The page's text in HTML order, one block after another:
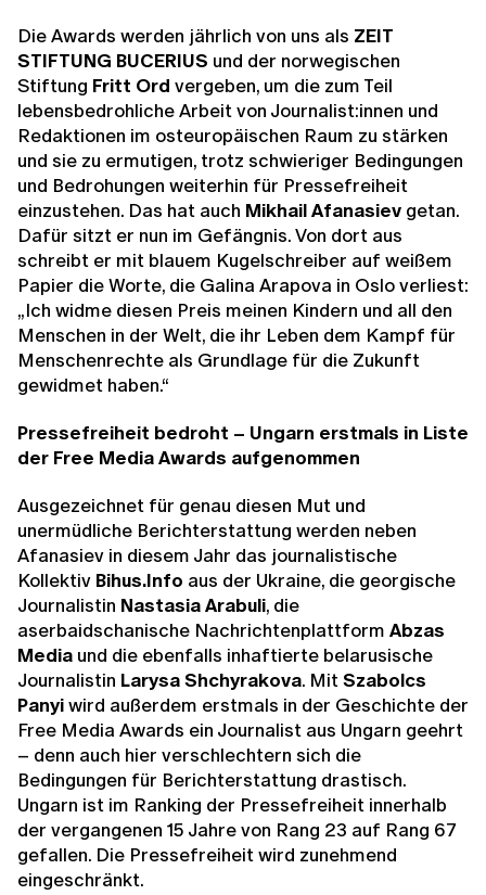
Die Awards werden jährlich von uns als ZEIT
STIFTUNG BUCERIUS und der norwegischen
Stiftung Fritt Ord vergeben, um die zum Teil
lebensbedrohliche Arbeit von Journalist:innen und
Redaktionen im osteuropäischen Raum zu stärken
und sie zu ermutigen, trotz schwieriger Bedingungen
und Bedrohungen weiterhin für Pressefreiheit
einzustehen. Das hat auch Mikhail Afanasiev getan.
Dafür sitzt er nun im Gefängnis. Von dort aus
schreibt er mit blauem Kugelschreiber auf weißem
Papier die Worte, die Galina Arapova in Oslo verliest:
„Ich widme diesen Preis meinen Kindern und all den
Menschen in der Welt, die ihr Leben dem Kampf für
Menschenrechte als Grundlage für die Zukunft
gewidmet haben.“
Pressefreiheit bedroht – Ungarn erstmals in Liste
der Free Media Awards aufgenommen
Ausgezeichnet für genau diesen Mut und
unermüdliche Berichterstattung werden neben
Afanasiev in diesem Jahr das journalistische
Kollektiv Bihus.Info aus der Ukraine, die georgische
Journalistin Nastasia Arabuli, die
aserbaidschanische Nachrichtenplattform Abzas
Media und die ebenfalls inhaftierte belarusische
Journalistin Larysa Shchyrakova. MitSzabolcs
Panyiwird außerdem erstmals in der Geschichte der
Free Media Awards ein Journalist aus Ungarn geehrt
– denn auch hier verschlechtern sich die
Bedingungen für Berichterstattung drastisch.
Ungarn ist im Ranking der Pressefreiheit innerhalb
der vergangenen 15 Jahre von Rang 23 auf Rang 67
gefallen. Die Pressefreiheit wird zunehmend
eingeschränkt.